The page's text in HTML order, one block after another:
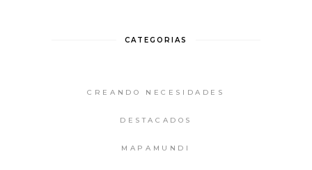
CATEGORIAS
CREANDO NECESIDADES
DESTACADOS
MAPAMUNDI